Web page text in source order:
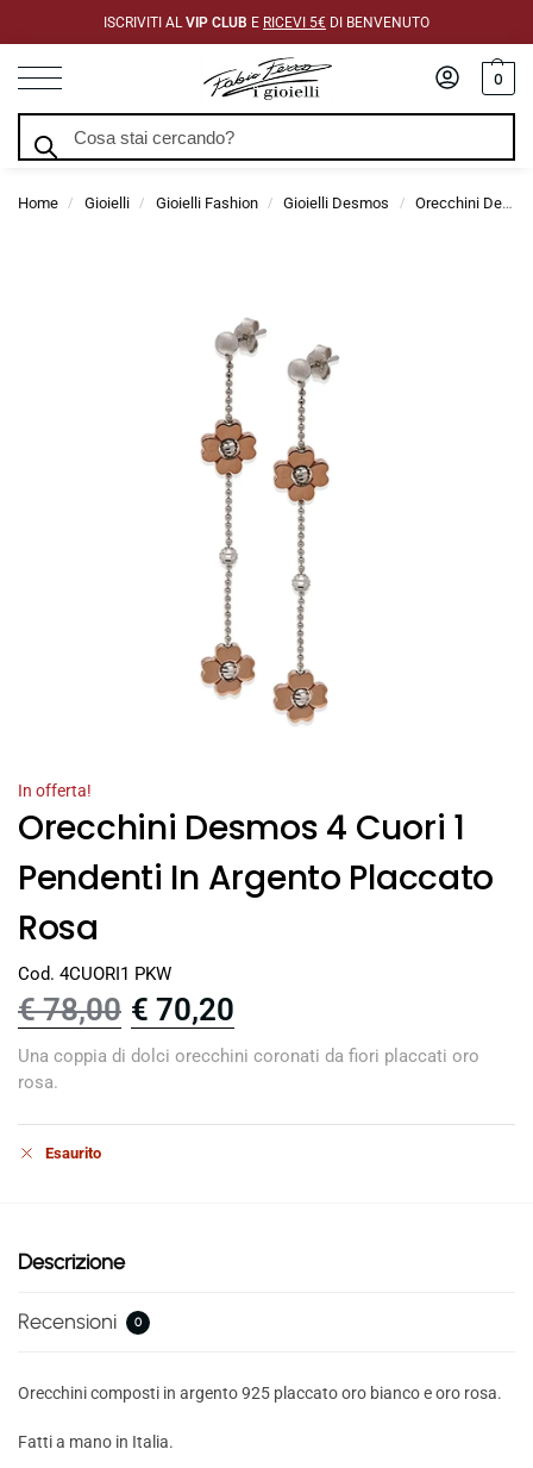
ISCRIVITI AL VIP CLUB E RICEVI 5€ DI BENVENUTO
0
Home / Gioielli / Gioielli Fashion / Gioielli Desmos / Orecchini Desmos
In offerta!
Orecchini Desmos 4 Cuori 1
Pendenti In Argento Placcato
Rosa
Cod. 4CUORI1 PKW
€78,00 € 70,20
Una coppia di dolci orecchini coronati da fiori placcati oro
rosa.
Esaurito
Descrizione
Recensioni 0
Orecchini composti in argento 925 placcato oro bianco e oro rosa.
Fatti a mano in Italia.